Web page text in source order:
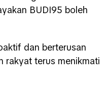
BUDI95 boleh
dan berterusan
rakyat terus menikmati